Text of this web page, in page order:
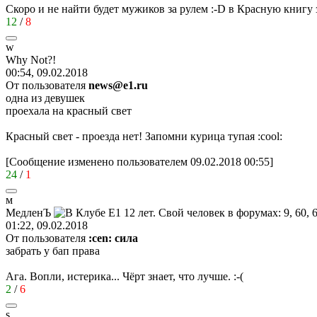
Скоро и не найти будет мужиков за рулем :-D в Красную книгу
12 /8
w
Why Not?!
00:54, 09.02.2018
От пользователя news@e1.ru
одна из девушек
проехала на красный свет
Красный свет - проезда нет! Запомни курица тупая :cool:
[Сообщение изменено пользователем 09.02.2018 00:55]
24 / 1
м
МедленЪ
01:22, 09.02.2018
От пользователя :cen: сила
забрать у бап права
Ага. Вопли, истерика... Чёрт знает, что лучше. :-(
2 /6
s